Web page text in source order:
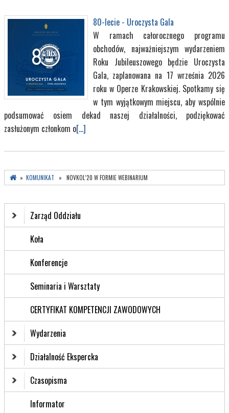
80-lecie - Uroczysta Gala
W ramach całorocznego programu
obchodów, najważniejszym wydarzeniem
Roku Jubileuszowego będzie Uroczysta
Gala, zaplanowana na 17 września 2026
roku w Operze Krakowskiej. Spotkamy się
w tym wyjątkowym miejscu, aby wspólnie
podsumować osiem dekad naszej działalności, podziękować
zasłużonym członkom o[...]
» KOMUNIKAT » NOVKOL’20 W FORMIE WEBINARIUM
Zarząd Oddziału
Koła
Konferencje
Seminaria i Warsztaty
CERTYFIKAT KOMPETENCJI ZAWODOWYCH
Wydarzenia
Działalność Ekspercka
Czasopisma
Informator